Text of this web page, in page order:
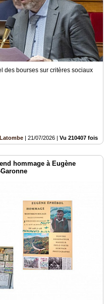
des bourses sur critères sociaux
| 21/07/2026 | Vu 210407 fois
hommage à Eugène